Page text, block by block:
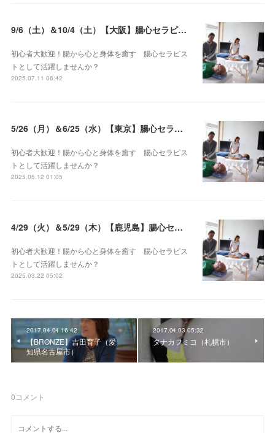
9/6（土）＆10/4（土）【大阪】腸心セラピスト養成コース《２日間コース》開講決定
初心者大歓迎！腸から心と身体を癒す 腸心セラピス
トとして活躍しませんか？
2025.07.11 06:42
5/26（月）＆6/25（水）【東京】腸心セラピスト養成コース《２日間コース》開講決定
初心者大歓迎！腸から心と身体を癒す 腸心セラピス
トとして活躍しませんか？
2025.05.12 01:05
4/29（火）＆5/29（木）【鹿児島】腸心セラピスト養成コース《２日間コース》開講決定
初心者大歓迎！腸から心と身体を癒す 腸心セラピス
トとして活躍しませんか？
2025.03.22 05:02
2017.04.04 16:42
【BRONZE】吉田育子（愛
知県名古屋市）
2017.04.03 05:32
タナカフミコ（札幌市）
0コメント